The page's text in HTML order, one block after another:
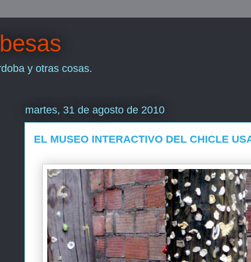
y otras cosas.
martes, 31 de agosto de 2010
EL MUSEO INTERACTIVO DEL CHICLE